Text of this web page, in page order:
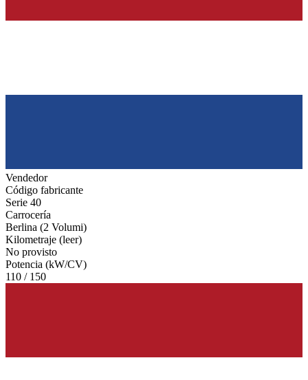
Vendedor
Código fabricante
Serie 40
Carrocería
Berlina (2 Volumi)
Kilometraje (leer)
No provisto
Potencia (kW/CV)
110 / 150